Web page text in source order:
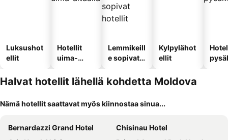
Luksushot
ellit
Hotellit
uima-
Lemmikeill
e sopivat
Kylpylähot
ellit
Halvat hotellit lähellä kohdetta Moldova
Nämä hotellit saattavat myös kiinnostaa sinua...
Bernardazzi Grand Hotel
Chisinau Hotel